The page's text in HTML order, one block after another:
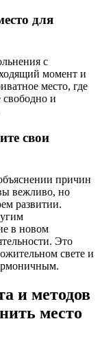
для
с
момент и
место, где
свободно и
свои
причин
вежливо, но
развитии.
в новом
Это
свете и
и методов
место